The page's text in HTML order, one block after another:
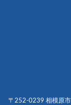
〒252-0239 相模原